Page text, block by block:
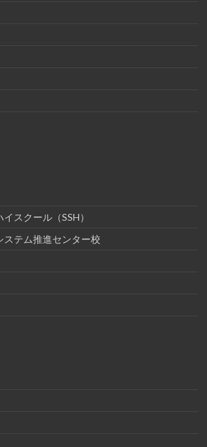
スクール（SSH）
ステム推進センター校